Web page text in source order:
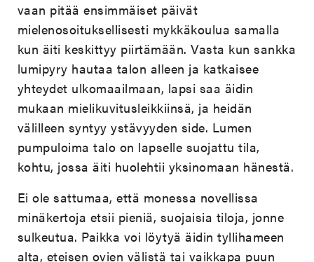
vaan pitää ensimmäiset päivät
mielenosoituksellisesti mykkäkoulua samalla
kun äiti keskittyy piirtämään. Vasta kun sankka
lumipyry hautaa talon alleen ja katkaisee
yhteydet ulkomaailmaan, lapsi saa äidin
mukaan mielikuvitusleikkiinsä, ja heidän
välilleen syntyy ystävyyden side. Lumen
pumpuloima talo on lapselle suojattu tila,
kohtu, jossa äiti huolehtii yksinomaan hänestä.
Ei ole sattumaa, että monessa novellissa
minäkertoja etsii pieniä, suojaisia tiloja, jonne
sulkeutua. Paikka voi löytyä äidin tyllihameen
alta, eteisen ovien välistä tai vaikkapa puun